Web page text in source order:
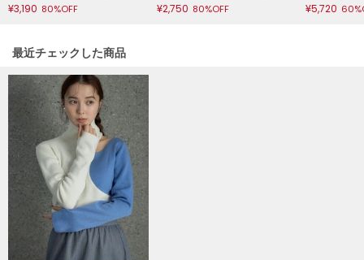
Reebok
リーボック
SALOMON
サロモン
sanrio house
サンリオハウス
¥3,190 80%OFF ¥2,750 80%OFF ¥5,720
関連記事
最近チェックした商品